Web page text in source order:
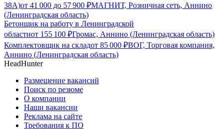
38А)от 41 000 до 57 900 ₽МАГНИТ, Розничная сеть, Аннино
(Ленинградская область)
Бетонщик на работу в Ленинградской
областиот 155 100 ₽Громас, Аннино (Ленинградская область)
Комплектовщик на складот 85 000 ₽ВОГ, Торговая компания,
Аннино (Ленинградская область)
HeadHunter
Размещение вакансий
Поиск по резюме
О компании
Наши вакансии
Реклама на сайте
Требования к ПО